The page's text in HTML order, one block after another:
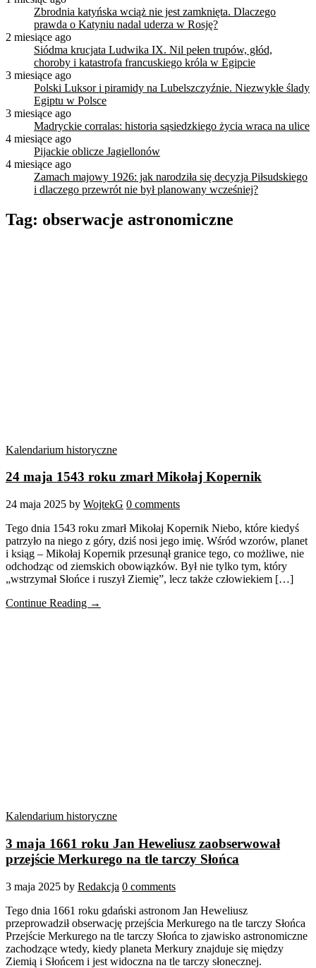
Zbrodnia katyńska wciąż nie jest zamknięta. Dlaczego
prawda o Katyniu nadal uderza w Rosję?
2 miesiące ago
Siódma krucjata Ludwika IX. Nil pełen trupów, głód,
choroby i katastrofa francuskiego króla w Egipcie
3 miesiące ago
Polski Luksor i piramidy na Lubelszczyźnie. Niezwykłe ślady
Egiptu w Polsce
3 miesiące ago
Madryckie corralas: historia sąsiedzkiego życia wraca na ulice
4 miesiące ago
Pijackie oblicze Jagiellonów
4 miesiące ago
Zamach majowy 1926: jak narodziła się decyzja Piłsudskiego
i dlaczego przewrót nie był planowany wcześniej?
Tag: obserwacje astronomiczne
Kalendarium historyczne
24 maja 1543 roku zmarł Mikołaj Kopernik
24 maja 2025 by WojtekG 0 comments
Tego dnia 1543 roku zmarł Mikołaj Kopernik Niebo, które kiedyś
patrzyło na niego z góry, dziś nosi jego imię. Wśród wzorów, planet
i ksiąg – Mikołaj Kopernik przesunął granice tego, co możliwe, nie
odchodząc od ziemskich obowiązków. Był nie tylko tym, który
„wstrzymał Słońce i ruszył Ziemię”, lecz także człowiekiem […]
Continue Reading →
Kalendarium historyczne
3 maja 1661 roku Jan Heweliusz zaobserwował
przejście Merkurego na tle tarczy Słońca
3 maja 2025 by Redakcja 0 comments
Tego dnia 1661 roku gdański astronom Jan Heweliusz
przeprowadził obserwację przejścia Merkurego na tle tarczy Słońca
Przejście Merkurego na tle tarczy Słońca to zjawisko astronomiczne
zachodzące wtedy, kiedy planeta Merkury znajduje się między
Ziemią i Słońcem i jest widoczna na tle tarczy słonecznej.